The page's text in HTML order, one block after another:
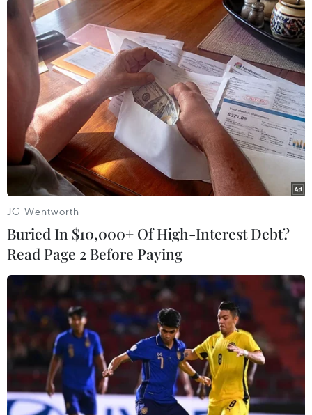
Theo dõi VietnamPlus
TIN LIÊN QUAN
JG Wentworth
Buried In $10,000+ Of High-Interest Debt?
Read Page 2 Before Paying